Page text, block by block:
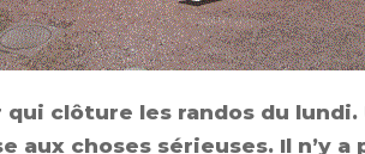
clôture les randos du
choses sérieuses. Il n’y a